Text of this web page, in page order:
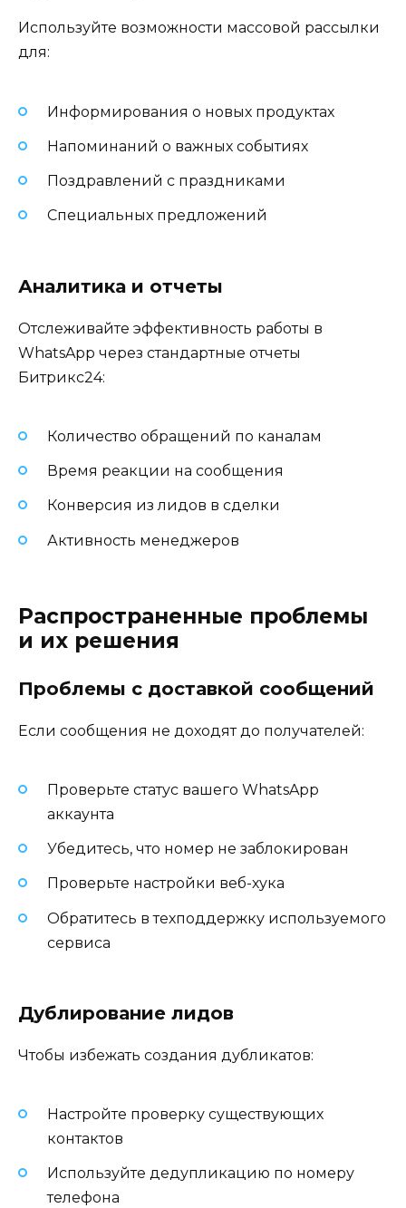
Используйте возможности массовой рассылки
для:
Информирования о новых продуктах
Напоминаний о важных событиях
Поздравлений с праздниками
Специальных предложений
Аналитика и отчеты
Отслеживайте эффективность работы в
WhatsApp через стандартные отчеты
Битрикс24:
Количество обращений по каналам
Время реакции на сообщения
Конверсия из лидов в сделки
Активность менеджеров
Распространенные проблемы
и их решения
Проблемы с доставкой сообщений
Если сообщения не доходят до получателей:
Проверьте статус вашего WhatsApp
аккаунта
Убедитесь, что номер не заблокирован
Проверьте настройки веб-хука
Обратитесь в техподдержку используемого
сервиса
Дублирование лидов
Чтобы избежать создания дубликатов:
Настройте проверку существующих
контактов
Используйте дедупликацию по номеру
телефона